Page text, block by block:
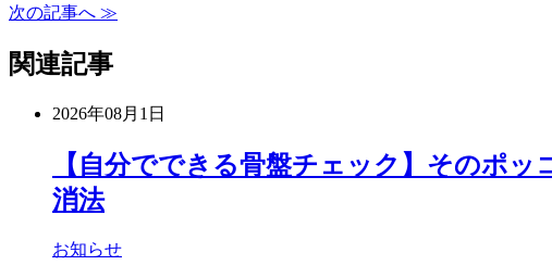
次の記事へ ≫
関連記事
2026年08月1日
【自分でできる骨盤チェック】そのポ
消法
お知らせ